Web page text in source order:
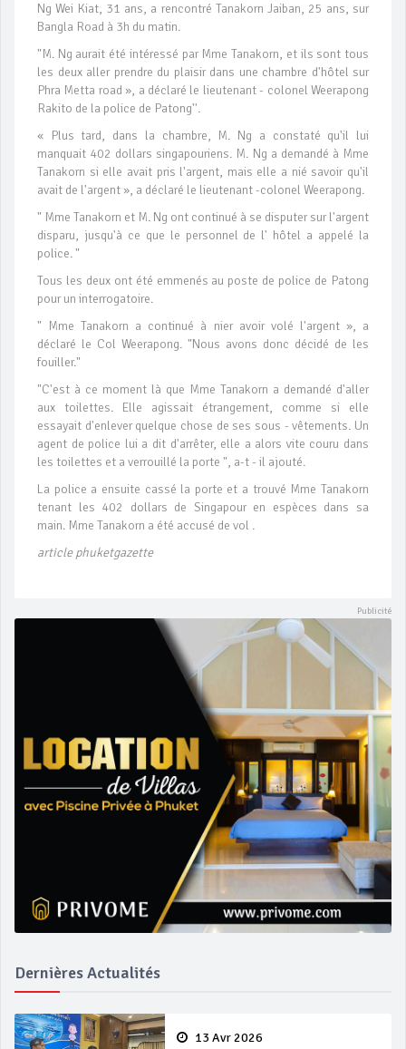
Ng Wei Kiat, 31 ans, a rencontré Tanakorn Jaiban, 25 ans, sur
Bangla Road à 3h du matin.
"M. Ng aurait été intéressé par Mme Tanakorn, et ils sont tous
les deux aller prendre du plaisir dans une chambre d'hôtel sur
Phra Metta road », a déclaré le lieutenant - colonel Weerapong
Rakito de la police de Patong''.
« Plus tard, dans la chambre, M. Ng a constaté qu'il lui
manquait 402 dollars singapouriens. M. Ng a demandé à Mme
Tanakorn si elle avait pris l'argent, mais elle a nié savoir qu'il
avait de l'argent », a déclaré le lieutenant -colonel Weerapong.
" Mme Tanakorn et M. Ng ont continué à se disputer sur l'argent
disparu, jusqu'à ce que le personnel de l' hôtel a appelé la
police. "
Tous les deux ont été emmenés au poste de police de Patong
pour un interrogatoire.
" Mme Tanakorn a continué à nier avoir volé l'argent », a
déclaré le Col Weerapong. "Nous avons donc décidé de les
fouiller."
"C'est à ce moment là que Mme Tanakorn a demandé d'aller
aux toilettes. Elle agissait étrangement, comme si elle
essayait d'enlever quelque chose de ses sous - vêtements. Un
agent de police lui a dit d'arrêter, elle a alors vite couru dans
les toilettes et a verrouillé la porte ", a-t - il ajouté.
La police a ensuite cassé la porte et a trouvé Mme Tanakorn
tenant les 402 dollars de Singapour en espèces dans sa
main. Mme Tanakorn a été accusé de vol .
article phuketgazette
Dernières Actualités
13 Avr 2026